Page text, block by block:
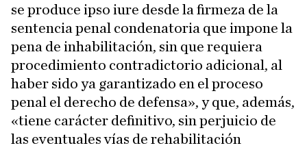
se produce ipso iure desde la firmeza de la
sentencia penal condenatoria que impone la
pena de inhabilitación, sin que requiera
procedimiento contradictorio adicional, al
haber sido ya garantizado en el proceso
penal el derecho de defensa», y que, además,
«tiene carácter definitivo, sin perjuicio de
las eventuales vías de rehabilitación